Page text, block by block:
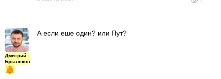
Дмитрий
Брыляков
А если еше один? или Пут?